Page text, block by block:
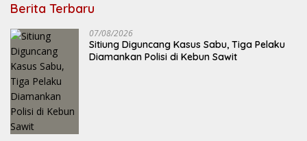
Berita Terbaru
07/08/2026
Sitiung Diguncang Kasus Sabu, Tiga Pelaku
Diamankan Polisi di Kebun Sawit